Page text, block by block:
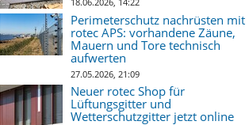
Perimeterschutz nachrüsten mit
rotec APS: vorhandene Zäune,
Mauern und Tore technisch
aufwerten
27.05.2026, 21:09
Neuer rotec Shop für
Lüftungsgitter und
Wetterschutzgitter jetzt online